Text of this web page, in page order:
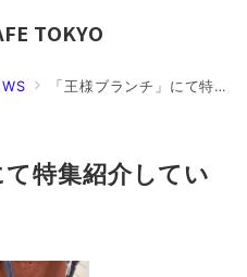
TOKYO
「王様ブランチ」にて特集紹介していただきました。
て特集紹介してい